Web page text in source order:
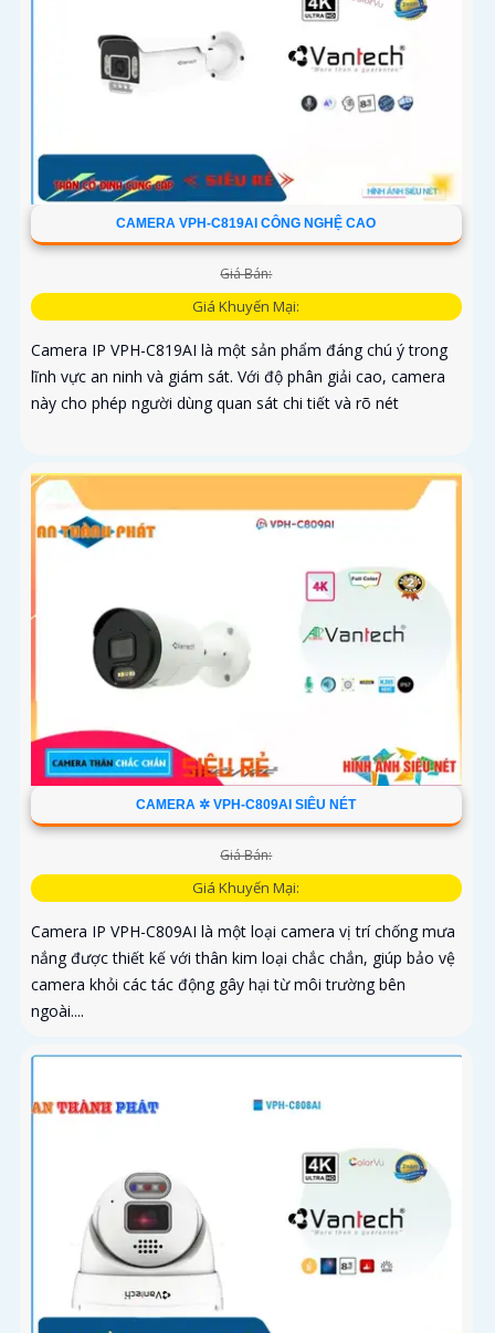
CAMERA VPH-C819AI CÔNG NGHỆ CAO
Giá Bán:
Giá Khuyến Mại:
Camera IP VPH-C819AI là một sản phẩm đáng chú ý trong
lĩnh vực an ninh và giám sát. Với độ phân giải cao, camera
này cho phép người dùng quan sát chi tiết và rõ nét
CAMERA ✲ VPH-C809AI SIÊU NÉT
Giá Bán:
Giá Khuyến Mại:
Camera IP VPH-C809AI là một loại camera vị trí chống mưa
nắng được thiết kế với thân kim loại chắc chắn, giúp bảo vệ
camera khỏi các tác động gây hại từ môi trường bên
ngoài....